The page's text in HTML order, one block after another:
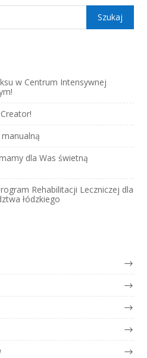
w Centrum Intensywnej
dla Was świetną
Rehabilitacji Leczniczej dla
łódzkiego